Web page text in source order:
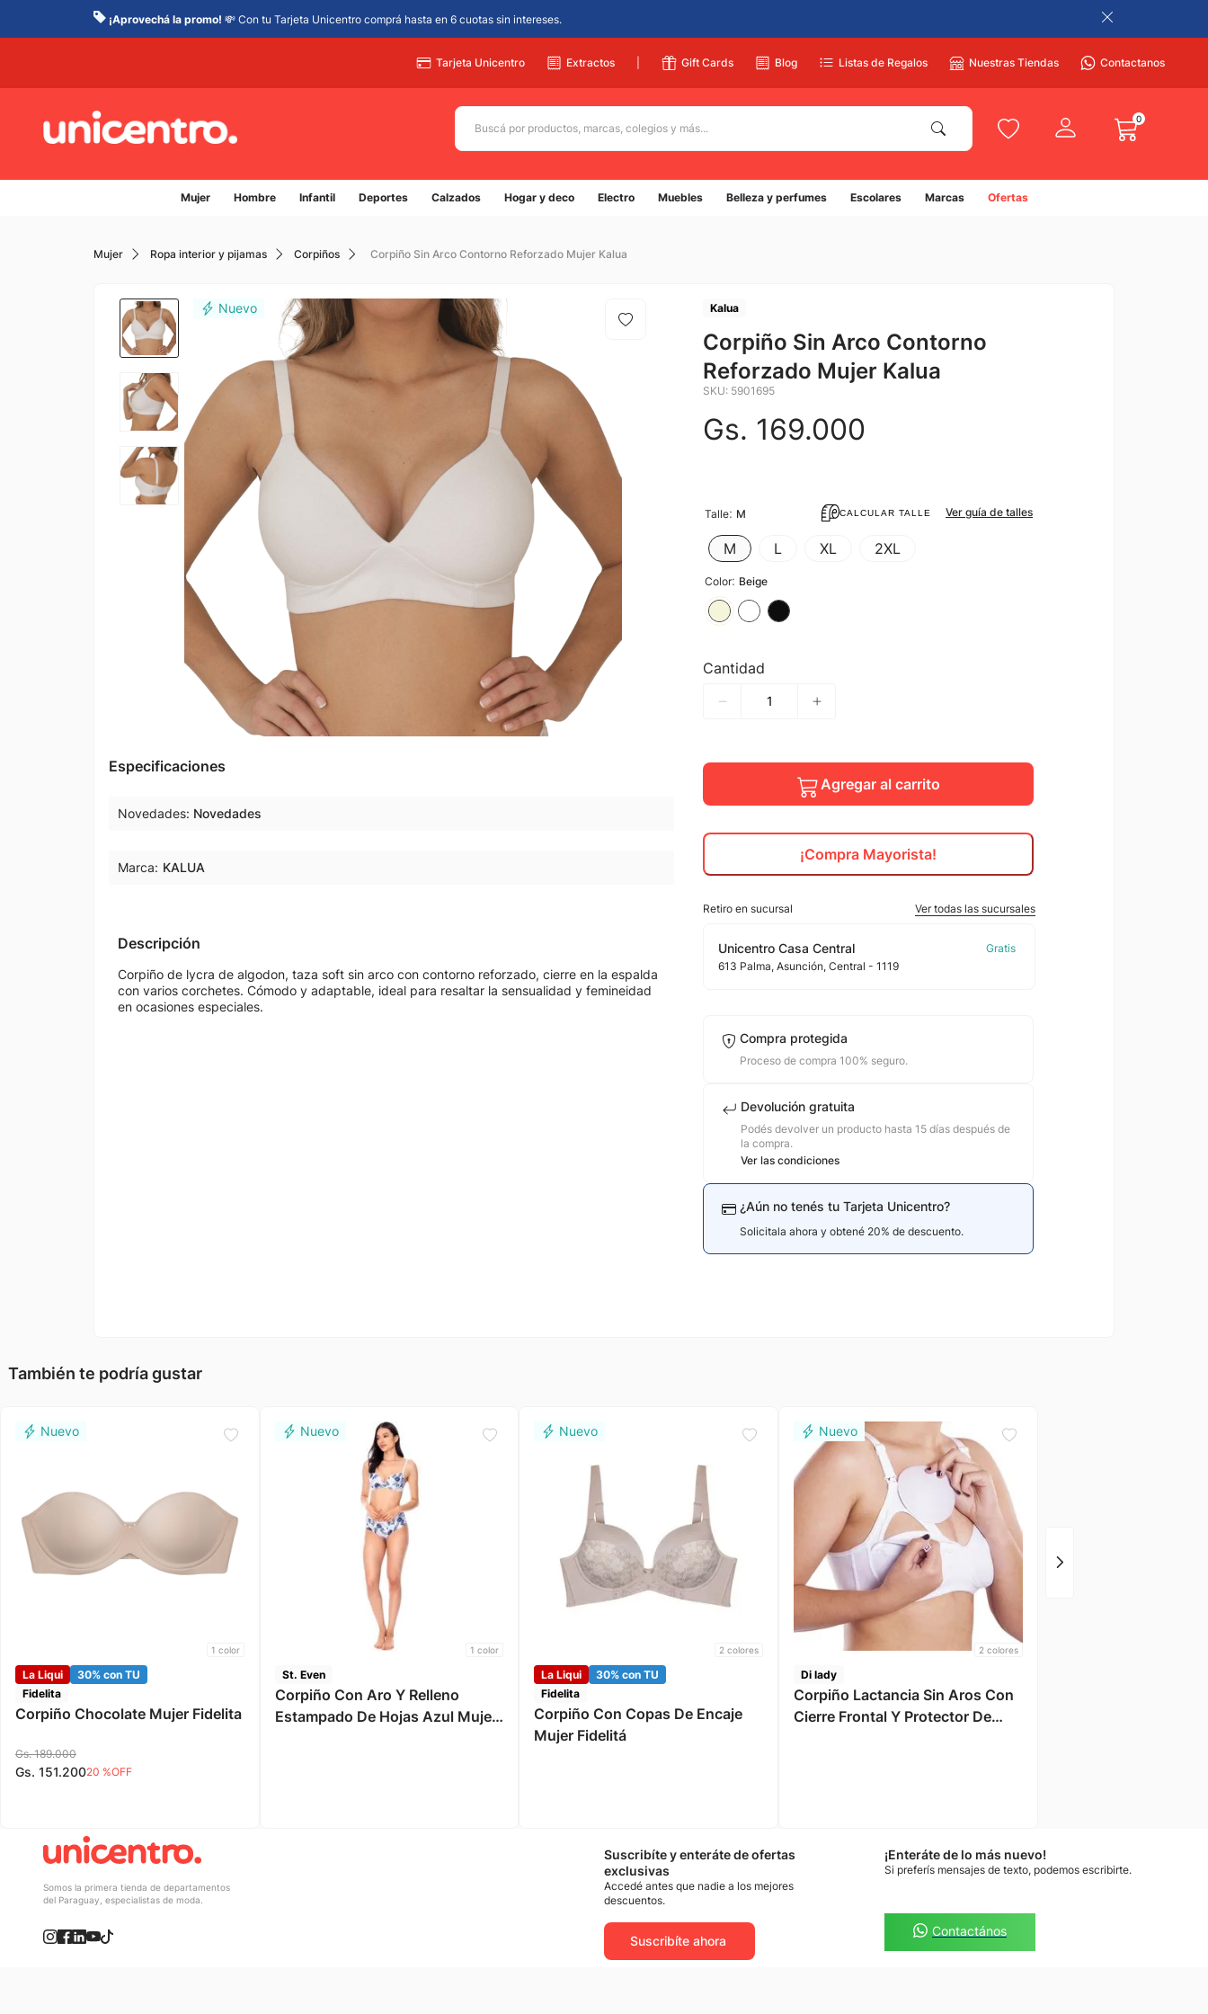
¡Aprovechá la promo! 💸 Con tu Tarjeta Unicentro comprá hasta en 6 cuotas sin intereses.
Tarjeta Unicentro Extractos Gift Cards Blog Listas de Regalos Nuestras Tiendas Contactanos
Buscá por productos, marcas, colegios y más... 0
Mujer Hombre Infantil Deportes Calzados Hogar y deco Electro Muebles Belleza y perfumes Escolares Marcas Ofertas
Mujer Ropa interior y pijamas Corpiños Corpiño Sin Arco Contorno Reforzado Mujer Kalua
Especificaciones
Novedades Novedades
Marca: KALUA
Descripción
Corpiño de lycra de algodon, taza soft sin arco con contorno reforzado, cierre en la espalda
con varios corchetes. Cómodo y adaptable, ideal para resaltar la sensualidad y femineidad
en ocasiones especiales.
Kalua
Corpiño Sin Arco Contorno
Reforzado Mujer Kalua
SKU: 5901695
Gs. 169.000
CALCULAR TALLE
Color: Beige
Talle: M
2XL
L
M XL
Ver guía de talles
Cantidad
Agregar al carrito
¡Compra Mayorista!
Retiro en sucursal Ver todas las sucursales
Unicentro Casa Central
613 Palma, Asunción, Central - 1119
Compra protegida
Proceso de compra 100% seguro.
Devolución gratuita
Podés devolver un producto hasta 15 días después de
la compra.
Ver las condiciones
¿Aún no tenés tu Tarjeta Unicentro?
Solicitala ahora y obtené 20% de descuento.
También te podría gustar
1 color
La Liqui
30% con TU
Fidelita
Corpiño Chocolate Mujer Fidelita
Gs. 189.000
Gs. 151.20020 %OFF
1 color
St. Even
Corpiño Con Aro Y Relleno
Estampado De Hojas Azul Mujer
2 colores
La Liqui
30% con TU
Fidelita
Corpiño Con Copas De Encaje
Mujer Fidelitá
2 colores
Di lady
Corpiño Lactancia Sin Aros Con
Cierre Frontal Y Protector De
Somos la primera tienda de departamentos
del Paraguay, especialistas de moda.
Suscribíte y enteráte de ofertas
exclusivas
Accedé antes que nadie a los mejores
descuentos.
Suscribíte ahora
¡Enteráte de lo más nuevo!
Si preferís mensajes de texto, podemos escribirte.
Contactános
Términos más buscados
botin
caterpillar